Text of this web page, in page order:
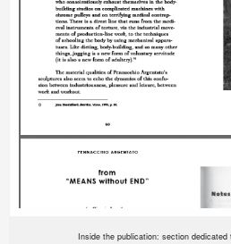
Inside the publication: section dedicated